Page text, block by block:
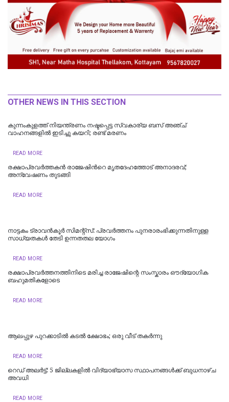
OTHER NEWS IN THIS SECTION
കുന്നംകുളത്ത് നിയന്ത്രണം നഷ്ടപ്പെട്ട സ്വകാര്യ ബസ് അഞ്ച്
വാഹനങ്ങളിൽ ഇടിച്ചു കയറി; രണ്ട് മരണം
READ MORE
രക്ഷാപ്രവർത്തകൻ രാജേഷിന്‍റെ മൃതദേഹത്തോട് അനാദരവ്;
അന്വേഷണം തുടങ്ങി
READ MORE
നാട്ടകം ട്രാവൻകൂർ സിമന്റ്സ്: പ്രവർത്തനം പുനരാരംഭിക്കുന്നതിനുള്ള
സാധ്യതകൾ തേടി ഉന്നതതല യോഗം
READ MORE
രക്ഷാപ്രവർത്തനത്തിനിടെ മരിച്ച രാജേഷിന്റെ സംസ്കാരം ഔദ്യോ​ഗിക
ബഹുമതികളോടെ
READ MORE
ആലപ്പുഴ പുറക്കാടിൽ കടൽ ക്ഷോഭം; ഒരു വീട് തകർന്നു
READ MORE
റെഡ് അലർട്ട്: 5 ജില്ലകളിൽ വിദ്യാഭ്യാസ സ്ഥാപനങ്ങൾക്ക് ബുധനാഴ്ച
അവധി
READ MORE